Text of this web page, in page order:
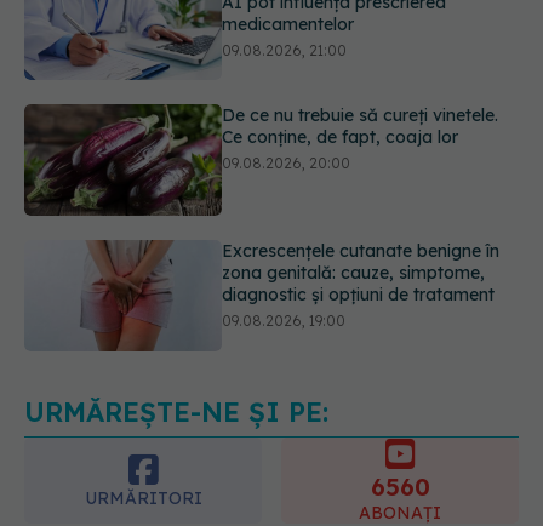
De ce nu trebuie să cureți vinetele.
Ce conține, de fapt, coaja lor
Excrescențele cutanate benigne în
09.08.2026, 19:00
Sânii densi sau antecedente
familiale de cancer mamar? De ce
10.08.2026, 09:43
URMĂREȘTE-NE ȘI PE:
URMĂRITORI 6560
ABONAȚI